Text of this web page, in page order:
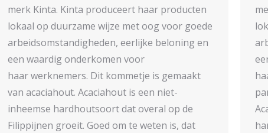
merk Kinta. Kinta produceert haar producten
lokaal op duurzame wijze met oog voor goede
arbeidsomstandigheden, eerlijke beloning en
een waardig onderkomen voor
haar werknemers. Dit kommetje is gemaakt
van acaciahout. Acaciahout is een niet-
inheemse hardhoutsoort dat overal op de
Filippijnen groeit. Goed om te weten is, dat